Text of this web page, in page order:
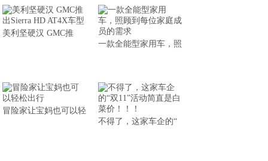
美利坚硬汉 GMC推
一款全能型家用车，照
冒险家让宝妈也可以轻
不得了，这家车企的“